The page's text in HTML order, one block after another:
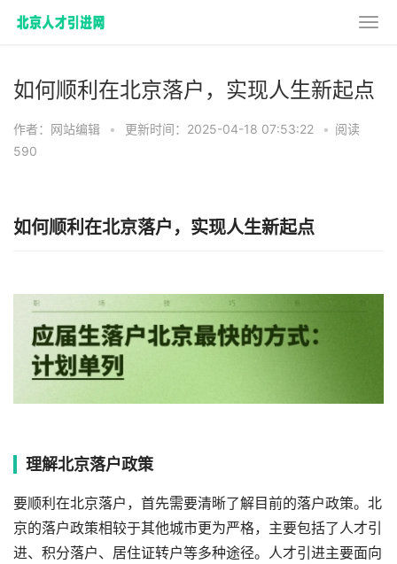
如何顺利在北京落户，实现人生新起点
作者：网站编辑 • 更新时间：2025-04-18 07:53:22 • 阅读
590
如何顺利在北京落户，实现人生新起点
理解北京落户政策
要顺利在北京落户，首先需要清晰了解目前的落户政策。北
京的落户政策相较于其他城市更为严格，主要包括了人才引
进、积分落户、居住证转户等多种途径。人才引进主要面向